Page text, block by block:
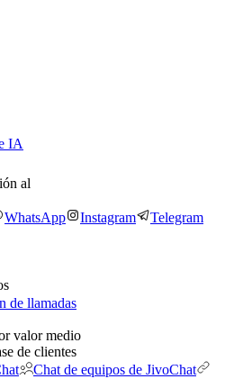
IA
al
WhatsApp Instagram Telegram
de llamadas
valor medio
de clientes
Chat de equipos de JivoChat